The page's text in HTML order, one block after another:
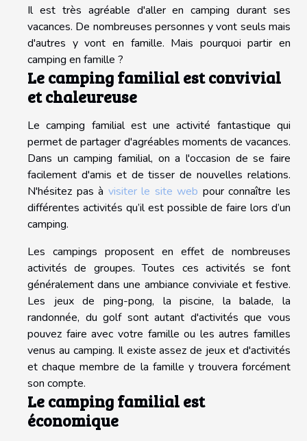
Il est très agréable d'aller en camping durant ses
vacances. De nombreuses personnes y vont seuls mais
d'autres y vont en famille. Mais pourquoi partir en
camping en famille ?
Le camping familial est convivial
et chaleureuse
Le camping familial est une activité fantastique qui
permet de partager d'agréables moments de vacances.
Dans un camping familial, on a l'occasion de se faire
facilement d'amis et de tisser de nouvelles relations.
N'hésitez pas à visiter le site web pour connaître les
différentes activités qu’il est possible de faire lors d’un
camping.
Les campings proposent en effet de nombreuses
activités de groupes. Toutes ces activités se font
généralement dans une ambiance conviviale et festive.
Les jeux de ping-pong, la piscine, la balade, la
randonnée, du golf sont autant d'activités que vous
pouvez faire avec votre famille ou les autres familles
venus au camping. Il existe assez de jeux et d'activités
et chaque membre de la famille y trouvera forcément
son compte.
Le camping familial est
économique